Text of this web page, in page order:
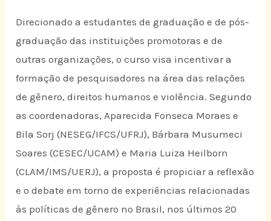
Direcionado a estudantes de graduação e de pós-
graduação das instituições promotoras e de
outras organizações, o curso visa incentivar a
formação de pesquisadores na área das relações
de gênero, direitos humanos e violência. Segundo
as coordenadoras, Aparecida Fonseca Moraes e
Bila Sorj (NESEG/IFCS/UFRJ), Bárbara Musumeci
Soares (CESEC/UCAM) e Maria Luiza Heilborn
(CLAM/IMS/UERJ), a proposta é propiciar a reflexão
e o debate em torno de experiências relacionadas
às políticas de gênero no Brasil, nos últimos 20